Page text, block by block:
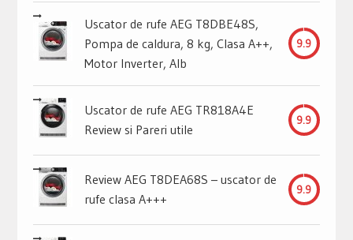
Uscator de rufe AEG T8DBE48S,
Pompa de caldura, 8 kg, Clasa A++,
Motor Inverter, Alb
9.9
Uscator de rufe AEG TR818A4E
Review si Pareri utile
9.9
Review AEG T8DEA68S – uscator de
rufe clasa A+++
9.9